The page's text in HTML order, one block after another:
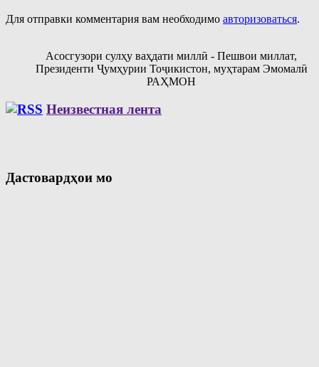
Для отправки комментария вам необходимо авторизоваться.
Асосгузори сулҳу ваҳдати миллӣ - Пешвои миллат,
Президенти Ҷумҳурии Тоҷикистон, муҳтарам Эмомалӣ
РАҲМОН
Неизвестная лента
Дастовардҳои мо